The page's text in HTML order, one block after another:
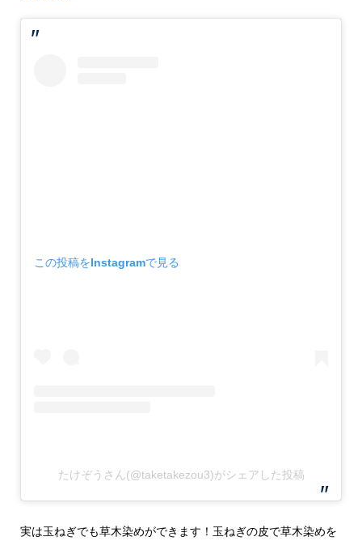
この投稿をInstagramで見る
たけぞうさん(@taketakezou3)がシェアした投稿
実は玉ねぎでも草木染めができます！玉ねぎの皮で草木染めを